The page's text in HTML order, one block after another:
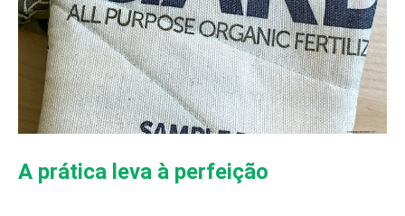
A prática leva à perfeição